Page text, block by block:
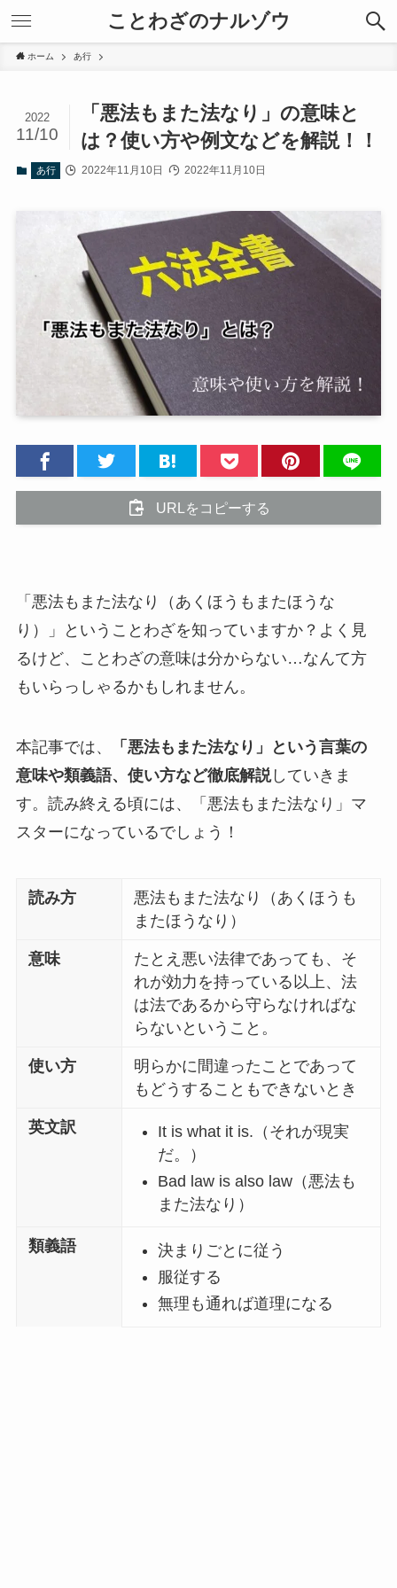
ことわざのナルゾウ
ホーム あ行
「悪法もまた法なり」の意味と
は？使い方や例文などを解説！！
2022
11/10
あ行 2022年11月10日 2022年11月10日
URLをコピーする
「悪法もまた法なり（あくほうもまたほうな
り）」ということわざを知っていますか？よく見
るけど、ことわざの意味は分からない…なんて方
もいらっしゃるかもしれません。
本記事では、
「悪法もまた法なり」という言葉の
意味や類義語、使い方など徹底解説していきま
す。読み終える頃には、「悪法もまた法なり」マ
スターになっているでしょう！
読み方
悪法もまた法なり（あくほうも
またほうなり）
意味
たとえ悪い法律であっても、そ
れが効力を持っている以上、法
は法であるから守らなければな
らないということ。
使い方
明らかに間違ったことであって
もどうすることもできないとき
英文訳
It is what it is.（それが現実
だ。）
Bad law is also law（悪法も
また法なり）
類義語
決まりごとに従う
服従する
無理も通れば道理になる